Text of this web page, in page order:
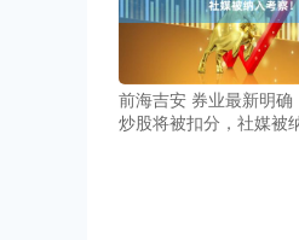
前海吉安 券业最新明确
炒股将被扣分，社媒被